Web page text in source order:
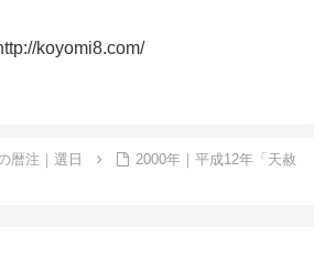
koyomi8.com/
暦注｜選日
2000年｜平成12年「天赦